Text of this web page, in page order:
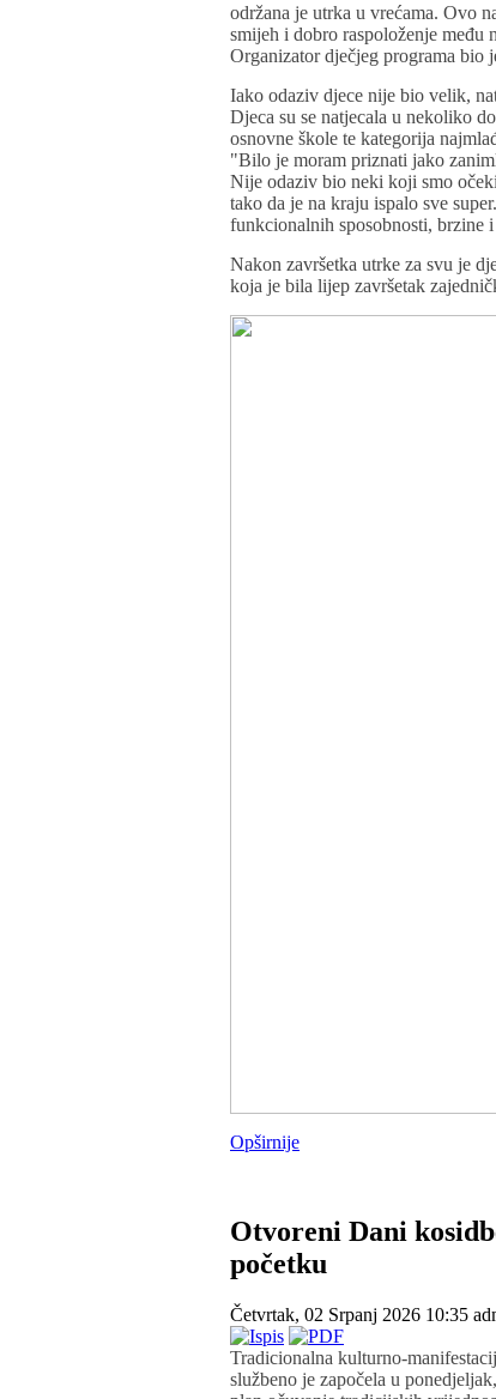
održana je utrka u vrećama. Ovo
smijeh i dobro raspoloženje među
Organizator dječjeg programa bio
Iako odaziv djece nije bio velik,
Djeca su se natjecala u nekoliko
osnovne škole te kategorija
"Bilo je moram priznati jako
Nije odaziv bio neki koji smo
tako da je na kraju ispalo sve
funkcionalnih sposobnosti, brzine
Nakon završetka utrke za svu je
koja je bila lijep završetak
Opširnije
Otvoreni Dani
početku
Četvrtak, 02 Srpanj 2026 10:35
Tradicionalna kulturno-
službeno je započela u